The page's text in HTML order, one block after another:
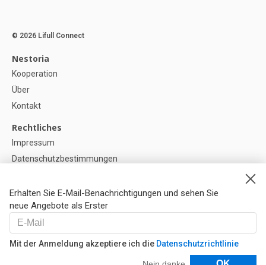
Erhalten Sie E-Mail-Benachrichtigungen und sehen Sie
neue Angebote als Erster
Mit der Anmeldung akzeptiere ich die Datenschutzrichtlinie
Filter
© 2026 Lifull Connect
Nestoria
Kooperation
Über
Kontakt
Rechtliches
Impressum
Datenschutzbestimmungen
Cookie-Einstellunge
Hilfe
FAQ
Unsere Partner